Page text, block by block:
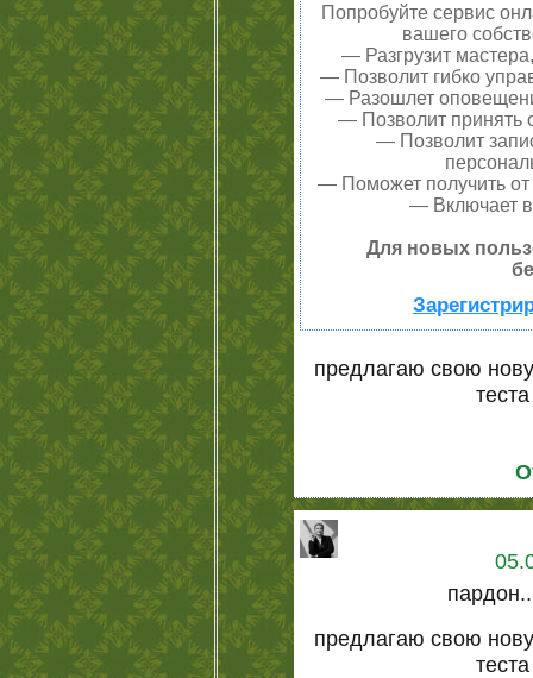
Попробуйте сервис
вашего
— Разгрузит
— Позволит гибко
— Разошлет
— Позволит принять
— Позволит
— Поможет получить от
— Включает
Для новых
предлагаю свою
предлагаю свою